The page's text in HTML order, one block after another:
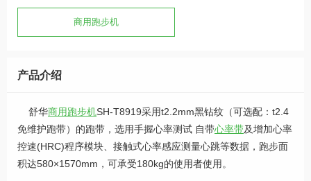
受180kg的使用者使用。
商用跑步机
产品介绍
舒华商用跑步机SH-T8919采用t2.2mm黑钻纹（可选配：t2.4
免维护跑带）的跑带，选用手握心率测试 自带心率带及增加心率
控速(HRC)程序模块、接触式心率感应测量心跳等数据，跑步面
积达580×1570mm，可承受180kg的使用者使用。